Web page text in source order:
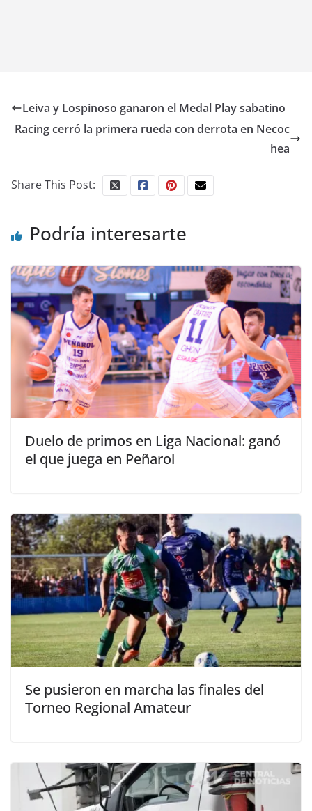
Leiva y Lospinoso ganaron el Medal Play sabatino
Racing cerró la primera rueda con derrota en Necoc
hea
Share This Post:
Podría interesarte
Duelo de primos en Liga Nacional: ganó
el que juega en Peñarol
Se pusieron en marcha las finales del
Torneo Regional Amateur